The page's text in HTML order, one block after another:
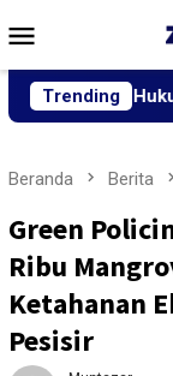
ke
Mobile
Trending
Hukum, Sesuai
Beranda Berita
Green
Ribu
Ketahanan
Pesisir